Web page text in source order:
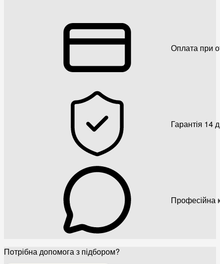
Оплата при
Гарантія 14
Професійна
Потрібна допомога з підбором?